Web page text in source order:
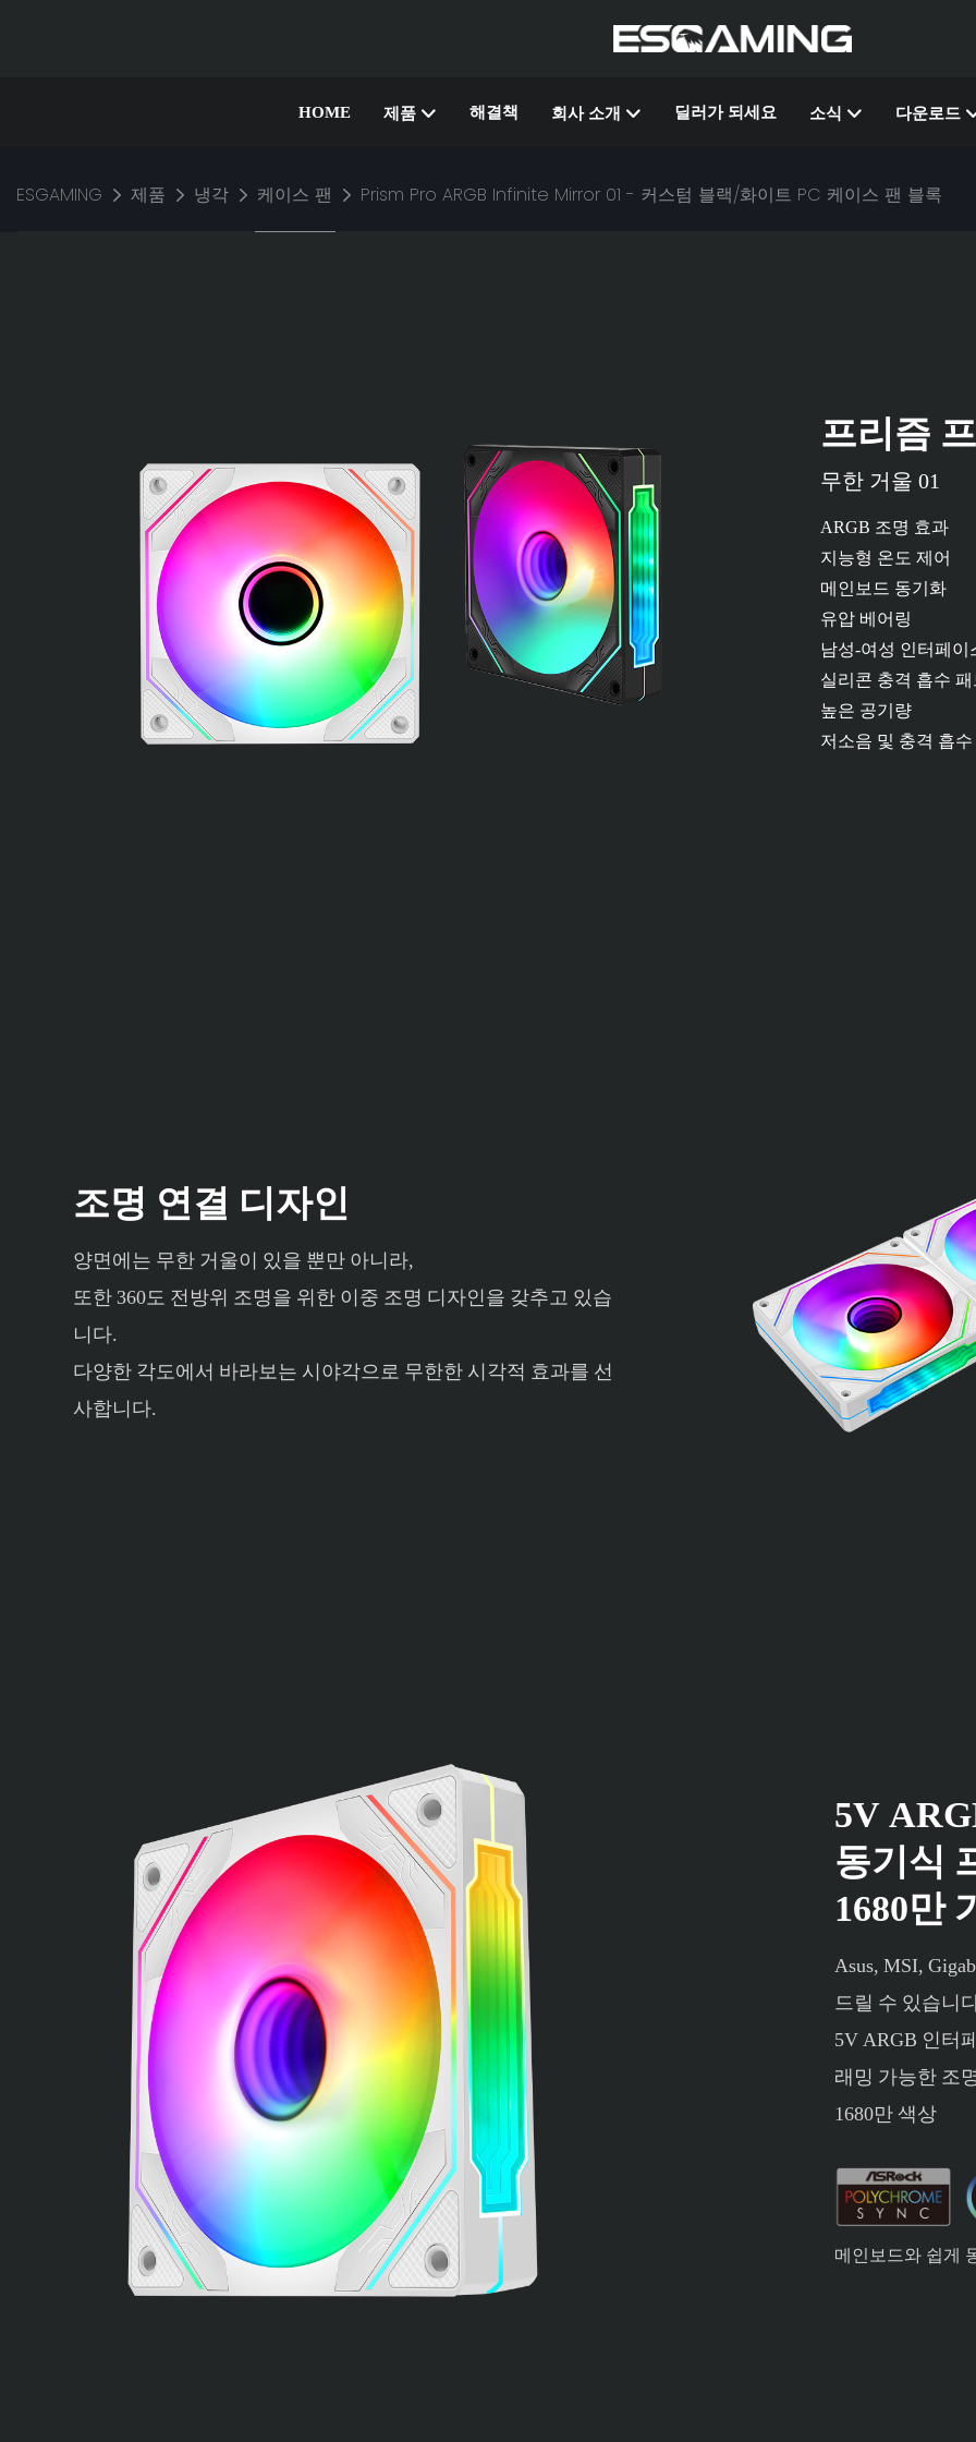
HOME 제품 해결책 회사 소개 딜러가 되세요 소식 다운로드
ESGAMING 제품 냉각 케이스 팬 Prism Pro ARGB Infinite Mirror 01 - 커스텀 블랙/화이트 PC 케이스 팬 블록
프리즘
무한 거울 01
ARGB 조명 효과
지능형 온도 제어
메인보드 동기화
유압 베어링
남성-여성 인터페이
실리콘 충격 흡수
높은 공기량
저소음 및 충격 흡수
조명 연결 디자인
양면에는 무한 거울이 있을 뿐만 아니라,
또한 360도 전방위 조명을 위한 이중 조명 디자인을 갖추고 있습
니다.
다양한 각도에서 바라보는 시야각으로 무한한 시각적 효과를 선
사합니다.
5V
동기식
1680만
Asus, MSI,
드릴 수 있습니
5V ARGB 인터
래밍 가능한 조
1680만 색상
메인보드와 쉽게